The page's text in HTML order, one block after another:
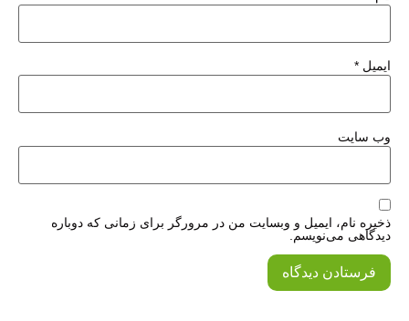
*
سایت
نام، ایمیل و وبسایت من در مرورگر برای زمانی که دوباره
می‌نویسم.